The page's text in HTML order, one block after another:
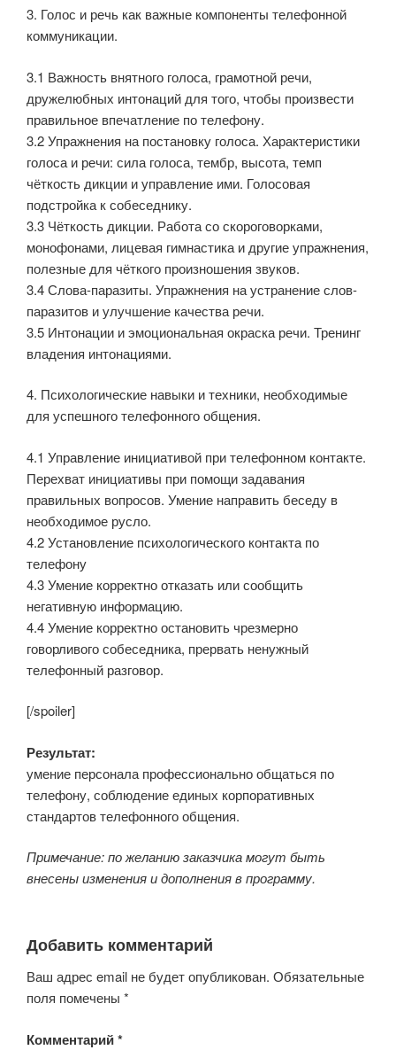
3. Голос и речь как важные компоненты телефонной
коммуникации.
3.1 Важность внятного голоса, грамотной речи,
дружелюбных интонаций для того, чтобы произвести
правильное впечатление по телефону.
3.2 Упражнения на постановку голоса. Характеристики
голоса и речи: сила голоса, тембр, высота, темп
чёткость дикции и управление ими. Голосовая
подстройка к собеседнику.
3.3 Чёткость дикции. Работа со скороговорками,
монофонами, лицевая гимнастика и другие упражнения,
полезные для чёткого произношения звуков.
3.4 Слова-паразиты. Упражнения на устранение слов-
паразитов и улучшение качества речи.
3.5 Интонации и эмоциональная окраска речи. Тренинг
владения интонациями.
4. Психологические навыки и техники, необходимые
для успешного телефонного общения.
4.1 Управление инициативой при телефонном контакте.
Перехват инициативы при помощи задавания
правильных вопросов. Умение направить беседу в
необходимое русло.
4.2 Установление психологического контакта по
телефону
4.3 Умение корректно отказать или сообщить
негативную информацию.
4.4 Умение корректно остановить чрезмерно
говорливого собеседника, прервать ненужный
телефонный разговор.
[/spoiler]
Результат:
умение персонала профессионально общаться по
телефону, соблюдение единых корпоративных
стандартов телефонного общения.
Примечание: по желанию заказчика могут быть
внесены изменения и дополнения в программу.
Добавить комментарий
Ваш адрес email не будет опубликован. Обязательные
поля помечены *
Комментарий*